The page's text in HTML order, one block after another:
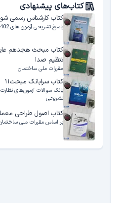
کتاب‌های پیشنهادی
کتاب کارشناس رسمی
پاسخ تشریحی آزمون های 1402 تا مهر 1404
کتاب مبحث هجدهم
تنظیم صدا
مقررات ملی ساختمان
کتاب سرابانک مبحث۱۱
بانک سوالات آزمون‌های
تشریحی
کتاب اصول طراحی
بر اساس مقررات ملی